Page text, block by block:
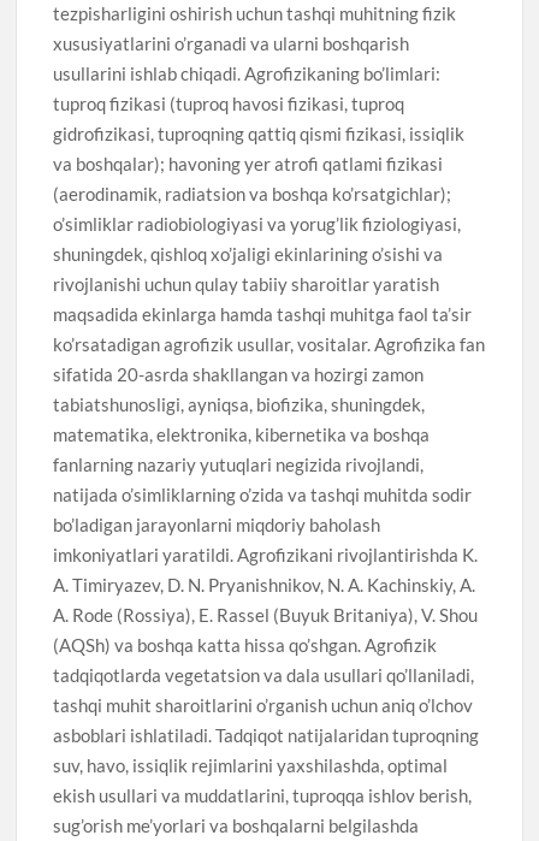
tezpisharligini oshirish uchun tashqi muhitning fizik
xususiyatlarini o’rganadi va ularni boshqarish
usullarini ishlab chiqadi. Agrofizikaning bo’limlari:
tuproq fizikasi (tuproq havosi fizikasi, tuproq
gidrofizikasi, tuproqning qattiq qismi fizikasi, issiqlik
va boshqalar); havoning yer atrofi qatlami fizikasi
(aerodinamik, radiatsion va boshqa ko’rsatgichlar);
o’simliklar radiobiologiyasi va yorug’lik fiziologiyasi,
shuningdek, qishloq xo’jaligi ekinlarining o’sishi va
rivojlanishi uchun qulay tabiiy sharoitlar yaratish
maqsadida ekinlarga hamda tashqi muhitga faol ta’sir
ko’rsatadigan agrofizik usullar, vositalar. Agrofizika fan
sifatida 20-asrda shakllangan va hozirgi zamon
tabiatshunosligi, ayniqsa, biofizika, shuningdek,
matematika, elektronika, kibernetika va boshqa
fanlarning nazariy yutuqlari negizida rivojlandi,
natijada o’simliklarning o’zida va tashqi muhitda sodir
bo’ladigan jarayonlarni miqdoriy baholash
imkoniyatlari yaratildi. Agrofizikani rivojlantirishda K.
A. Timiryazev, D. N. Pryanishnikov, N. A. Kachinskiy, A.
A. Rode (Rossiya), E. Rassel (Buyuk Britaniya), V. Shou
(AQSh) va boshqa katta hissa qo’shgan. Agrofizik
tadqiqotlarda vegetatsion va dala usullari qo’llaniladi,
tashqi muhit sharoitlarini o’rganish uchun aniq o’lchov
asboblari ishlatiladi. Tadqiqot natijalaridan tuproqning
suv, havo, issiqlik rejimlarini yaxshilashda, optimal
ekish usullari va muddatlarini, tuproqqa ishlov berish,
sug’orish me’yorlari va boshqalarni belgilashda